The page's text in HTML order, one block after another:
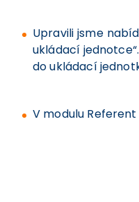
Upravili jsme
ukládací
do ukládací
V modulu